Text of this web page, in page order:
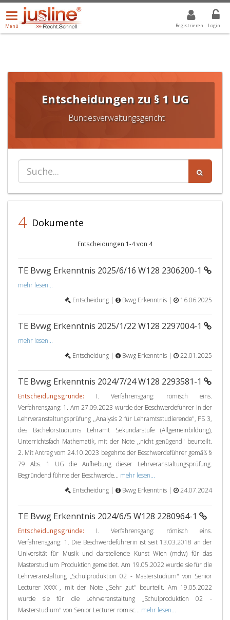
Registrieren Login
Menü
öffnen/schließen
Menü
ALLE DROPDOWN: GEWÄHLTER WERT IST ALLE
Entscheidungen zu § 1 UG
Bundesverwaltungsgericht
4 Dokumente
Entscheidungen 1-4 von 4
TE Bvwg Erkenntnis 2025/6/16 W128 2306200-1
mehr lesen...
Entscheidung |
Bvwg Erkenntnis | 16.06.2025
TE Bvwg Erkenntnis 2025/1/22 W128 2297004-1
mehr lesen...
Entscheidung |
Bvwg Erkenntnis | 22.01.2025
TE Bvwg Erkenntnis 2024/7/24 W128 2293581-1
Entscheidungsgründe: I. Verfahrensgang: römisch eins.
Verfahrensgang: 1. Am 27.09.2023 wurde der Beschwerdeführer in der
Lehrveranstaltungsprüfung ,,Analysis 2 für Lehramtsstudierende", PS 3,
des Bachelorstudiums Lehramt Sekundarstufe (Allgemeinbildung),
Unterrichtsfach Mathematik, mit der Note ,,nicht genügend" beurteilt.
2. Mit Antrag vom 24.10.2023 begehrte der Beschwerdeführer gemäß §
79 Abs. 1 UG die Aufhebung dieser Lehrveranstaltungsprüfung.
Begründend führte der Beschwerde... mehr lesen...
Entscheidung |
Bvwg Erkenntnis | 24.07.2024
TE Bvwg Erkenntnis 2024/6/5 W128 2280964-1
Entscheidungsgründe: I. Verfahrensgang: römisch eins.
Verfahrensgang: 1. Die Beschwerdeführerin ist seit 13.03.2018 an der
Universität für Musik und darstellende Kunst Wien (mdw) für das
Masterstudium Produktion gemeldet. Am 19.05.2022 wurde sie für die
Lehrveranstaltung „Schulproduktion 02 - Masterstudium" von Senior
Lecturer XXXX , mit der Note ,,Sehr gut" beurteilt. Am 19.05.2022
wurde sie für die Lehrveranstaltung „Schulproduktion 02 -
Masterstudium" von Senior Lecturer römisc... mehr lesen...